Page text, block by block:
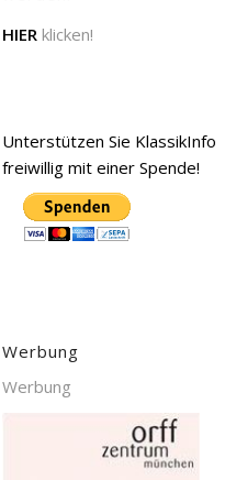
HIER klicken!
Unterstützen Sie KlassikInfo
freiwillig mit einer Spende!
Werbung
Werbung